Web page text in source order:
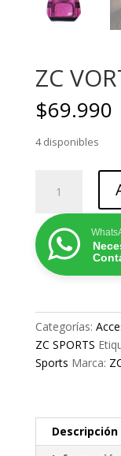
ZC
$69.990
4 disponibles
VORTYX
MINI
cantidad
Categorías:
ZC SPORTS
Sports Marca:
Descripción